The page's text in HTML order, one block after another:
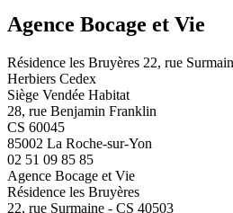
Agence Bocage et Vie
Résidence les Bruyères 22, rue
Herbiers Cedex
Siège Vendée Habitat
28, rue Benjamin Franklin
CS 60045
85002 La Roche-sur-Yon
02 51 09 85 85
Agence Bocage et Vie
Résidence les Bruyères
22, rue Surmaine - CS 40503